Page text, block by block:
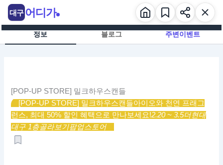
츠
정보 블로그 주변이벤트
[POP-UP STORE] 밀크하우스캔들
[POP-UP STORE] 밀크하우스캔들아이오와 천연 프래그
런스, 최대 50% 할인 혜택으로 만나보세요!2.20 ~ 3.5더현대
대구 1층골라보기팝업스토어
대구 어디가